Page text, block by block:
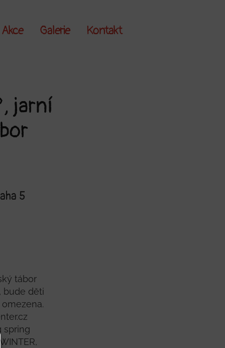
Akce Galerie Kontakt
jarní
5
tábor
bude děti
spring